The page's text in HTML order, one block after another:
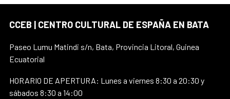
CCEB | CENTRO CULTURAL DE ESPAÑA EN BATA
Paseo Lumu Matindi s/n, Bata, Provincia Litoral, Guinea
Ecuatorial
HORARIO DE APERTURA: Lunes a viernes 8:30 a 20:30 y
sábados 8:30 a 14:00